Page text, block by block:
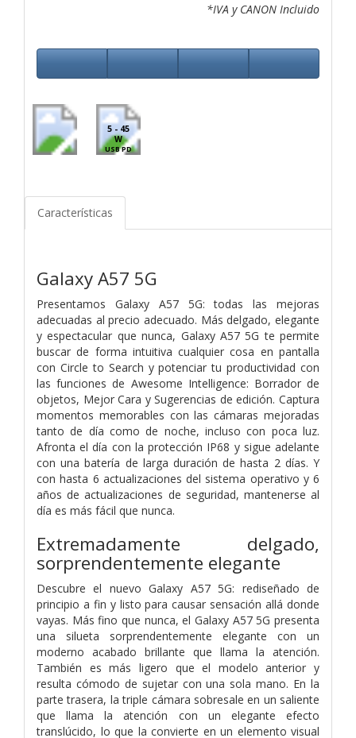
*IVA y CANON Incluido
5 - 45
W
USB PD
Características
Galaxy A57 5G
Presentamos Galaxy A57 5G: todas las mejoras
adecuadas al precio adecuado. Más delgado, elegante
y espectacular que nunca, Galaxy A57 5G te permite
buscar de forma intuitiva cualquier cosa en pantalla
con Circle to Search y potenciar tu productividad con
las funciones de Awesome Intelligence: Borrador de
objetos, Mejor Cara y Sugerencias de edición. Captura
momentos memorables con las cámaras mejoradas
tanto de día como de noche, incluso con poca luz.
Afronta el día con la protección IP68 y sigue adelante
con una batería de larga duración de hasta 2 días. Y
con hasta 6 actualizaciones del sistema operativo y 6
años de actualizaciones de seguridad, mantenerse al
día es más fácil que nunca.
Extremadamente delgado,
sorprendentemente elegante
Descubre el nuevo Galaxy A57 5G: rediseñado de
principio a fin y listo para causar sensación allá donde
vayas. Más fino que nunca, el Galaxy A57 5G presenta
una silueta sorprendentemente elegante con un
moderno acabado brillante que llama la atención.
También es más ligero que el modelo anterior y
resulta cómodo de sujetar con una sola mano. En la
parte trasera, la triple cámara sobresale en un saliente
que llama la atención con un elegante efecto
translúcido, lo que la convierte en un elemento visual